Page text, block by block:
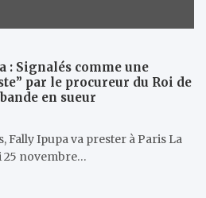
: Signalés comme une
par le procureur du Roi de
en sueur
Ipupa va prester à Paris La
25 novembre…